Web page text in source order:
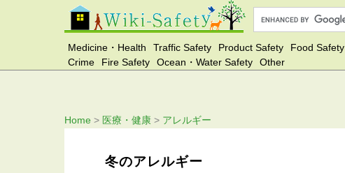
Medicine・Health Traffic Safety Product Safety Food Safety
Crime
Fire Safety Ocean・Water Safety Other
Home > 医療・健康 > アレルギー
冬のアレルギー